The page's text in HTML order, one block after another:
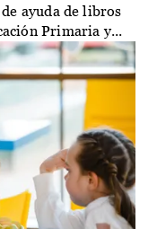
ayuda de libros
Primaria y...